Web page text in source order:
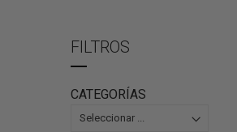
FILTROS
CATEGORÍAS